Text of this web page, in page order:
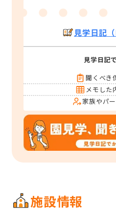
見学日記
見学日記
聞くべき
メモした
家族やパ
施設情報